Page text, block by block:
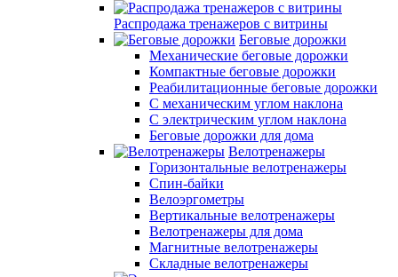
Распродажа тренажеров с витрины
Беговые дорожки
Механические беговые дорожки
Компактные беговые дорожки
Реабилитационные беговые дорожки
С механическим углом наклона
С электрическим углом наклона
Беговые дорожки для дома
Велотренажеры
Горизонтальные велотренажеры
Спин-байки
Велоэргометры
Вертикальные велотренажеры
Велотренажеры для дома
Магнитные велотренажеры
Складные велотренажеры